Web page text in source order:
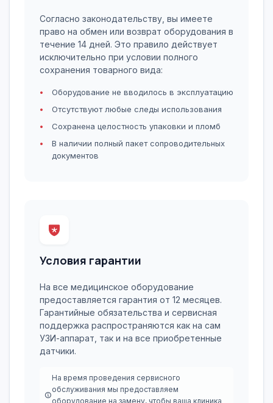
Согласно законодательству, вы имеете
право на обмен или возврат оборудования в
течение 14 дней. Это правило действует
исключительно при условии полного
сохранения товарного вида:
Оборудование не вводилось в эксплуатацию
Отсутствуют любые следы использования
Сохранена целостность упаковки и пломб
В наличии полный пакет сопроводительных
документов
Условия гарантии
На все медицинское оборудование
предоставляется гарантия от 12 месяцев.
Гарантийные обязательства и сервисная
поддержка распространяются как на сам
УЗИ-аппарат, так и на все приобретенные
датчики.
На время проведения сервисного
обслуживания мы предоставляем
оборудование на замену, чтобы ваша клиника